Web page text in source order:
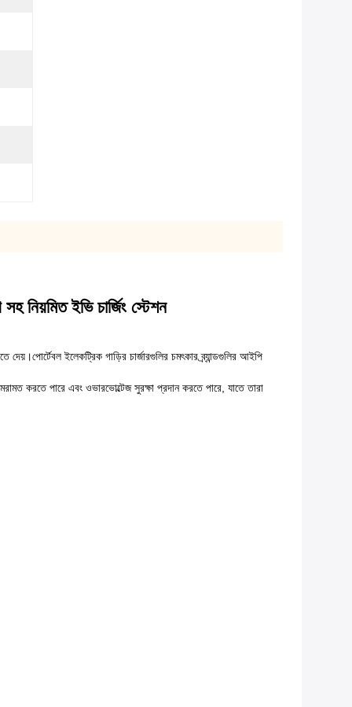
নিয়মিত ইভি চার্জিং স্টেশন
ইলেকট্রিক গাড়ির চার্জারগুলির চমৎকার ব্র্যান্ডগুলির আইপি
করতে পারে এবং ওভারভোল্টেজ সুরক্ষা প্রদান করতে পারে, যাতে তারা